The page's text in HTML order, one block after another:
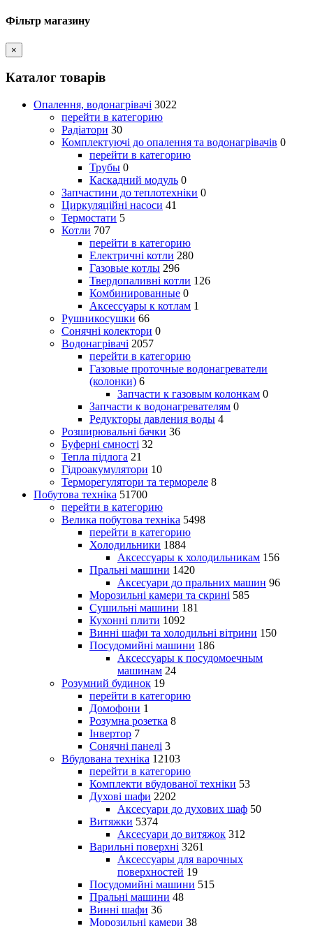
Фільтр магазину
×
Каталог товарів
Опалення, водонагрівачі 3022
перейти в категорию
Радіатори 30
Комплектуючі до опалення та водонагрівачів 0
перейти в категорию
Трубы 0
Каскадний модуль 0
Запчастини до теплотехніки 0
Циркуляційні насоси 41
Термостати 5
Котли 707
перейти в категорию
Електричні котли 280
Газовые котлы 296
Твердопаливні котли 126
Комбинированные 0
Аксессуары к котлам 1
Рушникосушки 66
Сонячні колектори 0
Водонагрівачі 2057
перейти в категорию
Газовые проточные водонагреватели
(колонки) 6
Запчасти к газовым колонкам 0
Запчасти к водонагревателям 0
Редукторы давления воды 4
Розширювальні бачки 36
Буферні ємності 32
Тепла підлога 21
Гідроакумулятори 10
Терморегулятори та термореле 8
Побутова техніка 51700
перейти в категорию
Велика побутова техніка 5498
перейти в категорию
Холодильники 1884
Аксессуары к холодильникам 156
Пральні машини 1420
Аксесуари до пральних машин 96
Морозильні камери та скрині 585
Сушильні машини 181
Кухонні плити 1092
Винні шафи та холодильні вітрини 150
Посудомийні машини 186
Аксессуары к посудомоечным
машинам 24
Розумний будинок 19
перейти в категорию
Домофони 1
Розумна розетка 8
Інвертор 7
Сонячні панелі 3
Вбудована техніка 12103
перейти в категорию
Комплекти вбудованої техніки 53
Духові шафи 2202
Аксесуари до духових шаф 50
Витяжки 5374
Аксесуари до витяжок 312
Варильні поверхні 3261
Аксессуары для варочных
поверхностей 19
Посудомийні машини 515
Пральні машини 48
Винні шафи 36
Морозильні камери 38